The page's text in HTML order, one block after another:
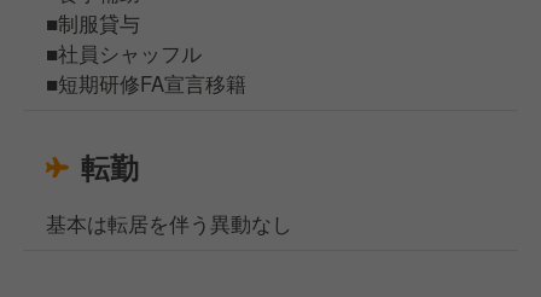
■制服貸与
■社員シャッフル
■短期研修FA宣言移籍
転勤
基本は転居を伴う異動なし